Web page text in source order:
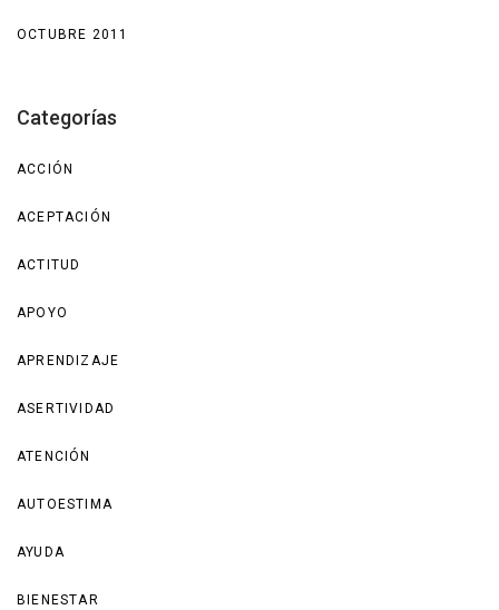
OCTUBRE 2011
Categorías
ACCIÓN
ACEPTACIÓN
ACTITUD
APOYO
APRENDIZAJE
ASERTIVIDAD
ATENCIÓN
AUTOESTIMA
AYUDA
BIENESTAR